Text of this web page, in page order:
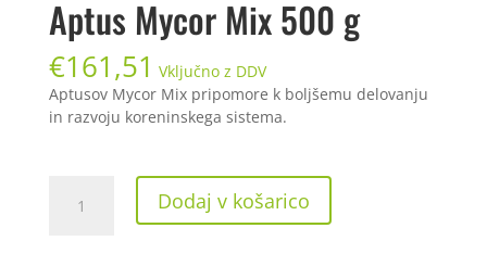
Aptus Mycor Mix 500 g
€161,51 Vključno z DDV
Aptusov Mycor Mix pripomore k boljšemu delovanju
in razvoju koreninskega sistema.
Mycor
Dodaj v košarico